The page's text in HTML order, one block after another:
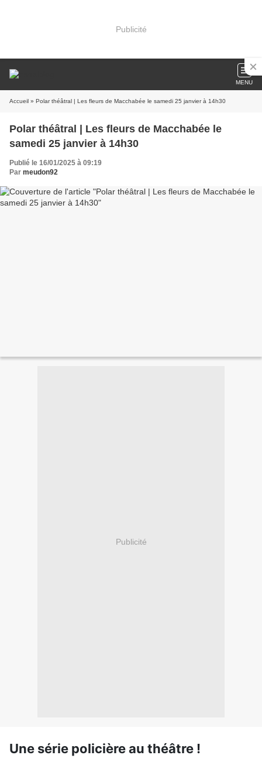
Publicité
MENU
Accueil » Polar théâtral | Les fleurs de Macchabée le samedi 25 janvier à 14h30
Polar théâtral | Les fleurs de Macchabée le
samedi 25 janvier à 14h30
Publié le 16/01/2025 à 09:19
Par meudon92
Publicité
Une série policière au théâtre !